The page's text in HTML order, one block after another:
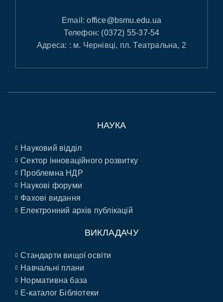
Email:office@bsmu.edu.ua
Телефон: (0372) 55-37-54
Адреса: : м. Чернівці, пл. Театральна, 2
НАУКА
Науковий відділ
Сектор інноваційного розвитку
Проблемна НДР
Наукові форуми
Фахові видання
Електронний архів публікацій
ВИКЛАДАЧУ
Стандарти вищої освіти
Навчальні плани
Нормативна база
E-каталог Бібліотеки